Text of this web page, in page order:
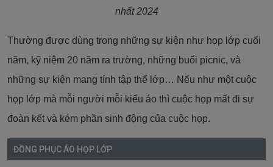
nhất 2024
Thường được dùng trong những sự kiện như họp lớp cuối
năm, kỹ niệm 20 năm ra trường, những buổi picnic, và
những sự kiện mang tính tập thể lớp… Nếu như một cuộc
họp lớp mà mỗi người mỗi kiểu áo thì cuộc họp mất đi sự
đoàn kết và kém phần sinh động của cuộc họp.
ĐỒNG PHỤC ÁO HỌP LỚP